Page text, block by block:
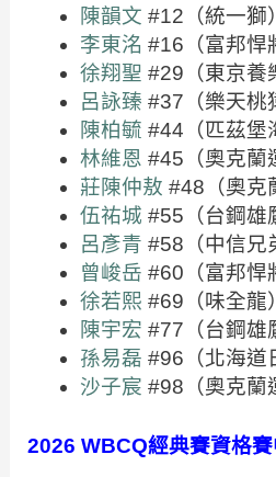
陳韻文 #12（統一獅）
李東洺 #16（富邦悍
徐翔聖 #29（東京養
呂詠臻 #37（樂天桃
陳柏毓 #44（匹茲堡
林維恩 #45（奧克蘭
莊陳仲敖 #48（奧克
伍祐城 #55（台鋼雄
呂彥青 #58（中信兄
曾峻岳 #60（富邦悍
徐若熙 #69（味全龍）
陳宇宏 #77（台鋼雄
孫易磊 #96（北海道
沙子宸 #98（奧克蘭
2026 WBCQ經典賽資格